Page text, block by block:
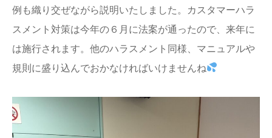
例も織り交ぜながら説明いたしました。カスタマーハラ
スメント対策は今年の６月に法案が通ったので、来年に
は施行されます。他のハラスメント同様、マニュアルや
規則に盛り込んでおかなければいけませんね